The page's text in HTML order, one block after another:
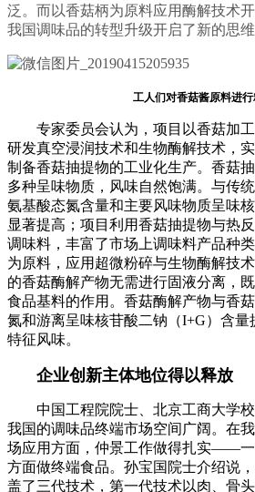
泛。而以香菇柄为原料应用酶解技术
我国调味品的转型升级开启了新的思维
工人们对香菇酱原料进
专家委员会认为，项目以香菇加工
研发真空浸润技术和生物酶解技术，
制备香菇抽提物的工业化生产。香菇
多种呈味物质，风味自然饱满。与传
氨基酸态氮含量和主要风味物质呈味
显著提高；项目利用香菇抽提物与热
调味料，丰富了市场上调味料产品种
为原料，应用超微粉碎与生物酶解技
的香菇酶解产物无需进行固液分离，
食品基料的作用。香菇酶解产物与香
氮和游离呈味核苷酸二钠（I+G）含
特征风味。
企业创新主体地位得以释放
中国工程院院士、北京工商大学校
我国的调味品终端市场空间广阔。在
场应用方面，仲景工作做得扎实——
方面做终端食品。孙宝国院士介绍说
盖了三代技术，第一代技术以肉、骨